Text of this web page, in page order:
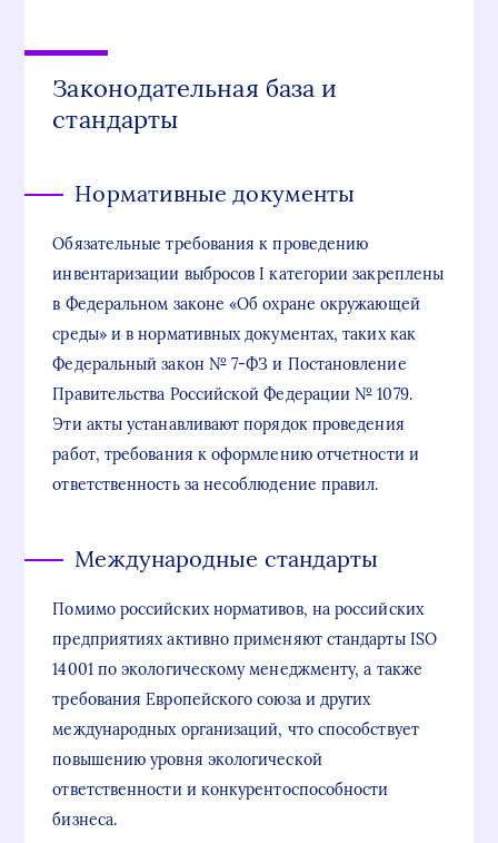
Законодательная база и
стандарты
Нормативные документы
Обязательные требования к проведению
инвентаризации выбросов I категории закреплены
в Федеральном законе «Об охране окружающей
среды» и в нормативных документах, таких как
Федеральный закон № 7-ФЗ и Постановление
Правительства Российской Федерации № 1079.
Эти акты устанавливают порядок проведения
работ, требования к оформлению отчетности и
ответственность за несоблюдение правил.
Международные стандарты
Помимо российских нормативов, на российских
предприятиях активно применяют стандарты ISO
14001 по экологическому менеджменту, а также
требования Европейского союза и других
международных организаций, что способствует
повышению уровня экологической
ответственности и конкурентоспособности
бизнеса.